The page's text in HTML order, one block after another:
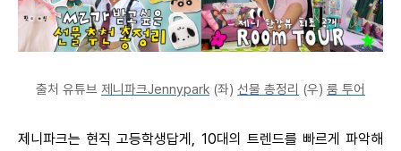
출처 유튜브 제니파크Jennypark (좌) 선물 총정리 (우) 룸 투어
제니파크는 현직 고등학생답게, 10대의 트렌드를 빠르게 파악해